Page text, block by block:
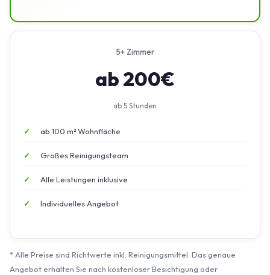
5+ Zimmer
ab 200€
ab 5 Stunden
ab 100 m² Wohnfläche
Großes Reinigungsteam
Alle Leistungen inklusive
Individuelles Angebot
* Alle Preise sind Richtwerte inkl. Reinigungsmittel. Das genaue
Angebot erhalten Sie nach kostenloser Besichtigung oder